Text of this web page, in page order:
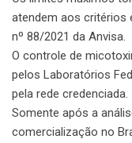
atendem aos critérios
nº 88/2021 da Anvisa.
O controle de
pelos Laboratórios
pela rede credenciada.
Somente após a
comercialização no